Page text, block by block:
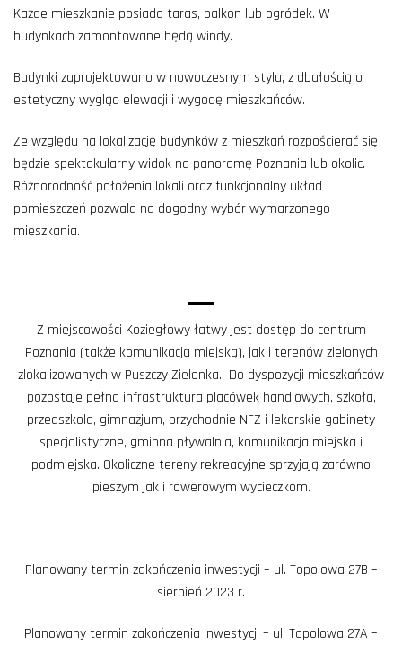
Każde mieszkanie posiada taras, balkon lub ogródek. W
budynkach zamontowane będą windy.
Budynki zaprojektowano w nowoczesnym stylu, z dbałością o
estetyczny wygląd elewacji i wygodę mieszkańców.
Ze względu na lokalizację budynków z mieszkań rozpościerać się
będzie spektakularny widok na panoramę Poznania lub okolic.
Różnorodność położenia lokali oraz funkcjonalny układ
pomieszczeń pozwala na dogodny wybór wymarzonego
mieszkania.
Z miejscowości Koziegłowy łatwy jest dostęp do centrum
Poznania (także komunikacją miejską), jak i terenów zielonych
zlokalizowanych w Puszczy Zielonka. Do dyspozycji mieszkańców
pozostaje pełna infrastruktura placówek handlowych, szkoła,
przedszkola, gimnazjum, przychodnie NFZ i lekarskie gabinety
specjalistyczne, gminna pływalnia, komunikacja miejska i
podmiejska. Okoliczne tereny rekreacyjne sprzyjają zarówno
pieszym jak i rowerowym wycieczkom.
Planowany termin zakończenia inwestycji – ul. Topolowa 27B –
sierpień 2023 r.
Planowany termin zakończenia inwestycji – ul. Topolowa 27A –